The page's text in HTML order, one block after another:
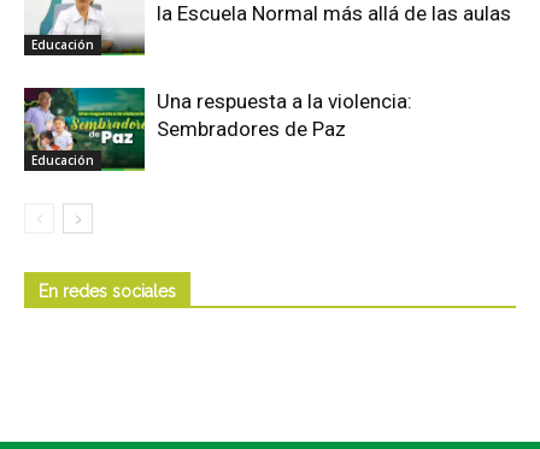
Educación
la Escuela Normal más allá de las aulas
Educación
Una respuesta a la violencia:
Sembradores de Paz
En redes sociales